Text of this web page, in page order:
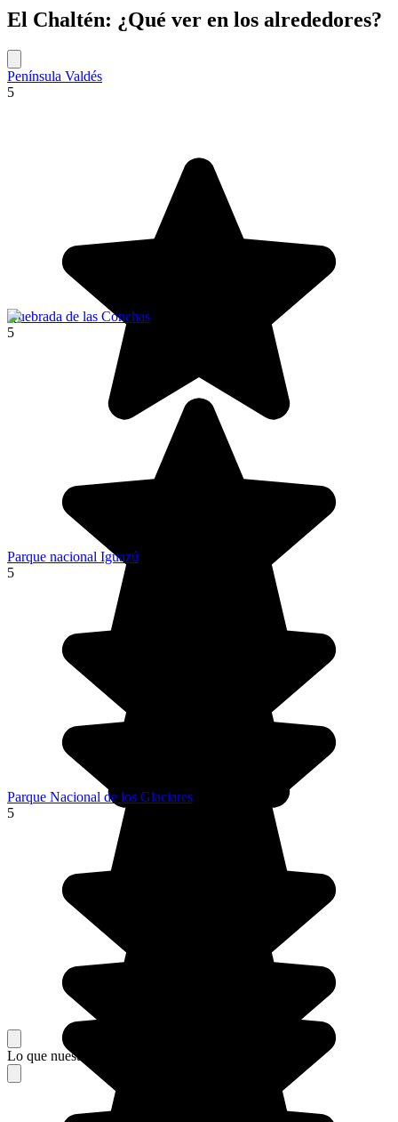
El Chaltén: ¿Qué ver en los alrededores?
Península Valdés
5
Quebrada de las Conchas
5
Parque nacional Iguazú
5
Parque Nacional de los Glaciares
5
Lo que nuestros viajeros piensan de su estancia